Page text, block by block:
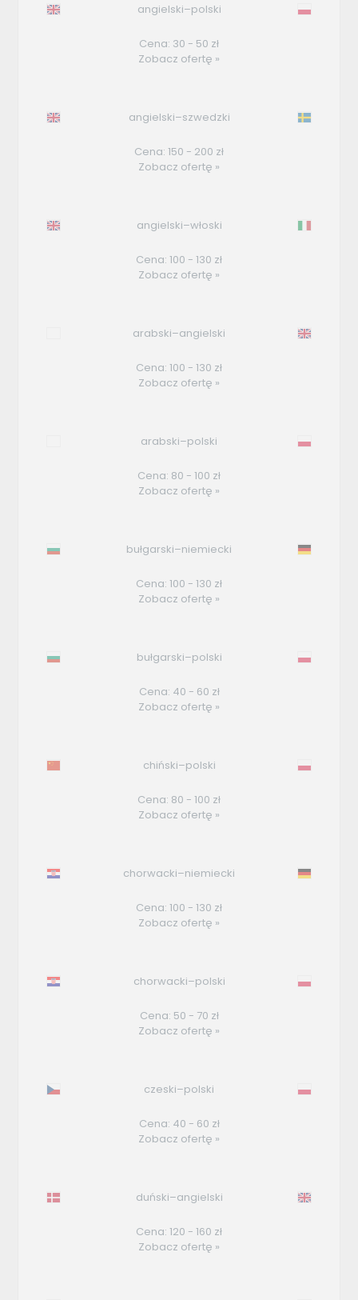
angielski–polski
Cena: 30 - 50 zł
Zobacz ofertę »
angielski–szwedzki
Cena: 150 - 200 zł
Zobacz ofertę »
angielski–włoski
Cena: 100 - 130 zł
Zobacz ofertę »
arabski–angielski
Cena: 100 - 130 zł
Zobacz ofertę »
arabski–polski
Cena: 80 - 100 zł
Zobacz ofertę »
bułgarski–niemiecki
Cena: 100 - 130 zł
Zobacz ofertę »
bułgarski–polski
Cena: 40 - 60 zł
Zobacz ofertę »
chiński–polski
Cena: 80 - 100 zł
Zobacz ofertę »
chorwacki–niemiecki
Cena: 100 - 130 zł
Zobacz ofertę »
chorwacki–polski
Cena: 50 - 70 zł
Zobacz ofertę »
czeski–polski
Cena: 40 - 60 zł
Zobacz ofertę »
duński–angielski
Cena: 120 - 160 zł
Zobacz ofertę »